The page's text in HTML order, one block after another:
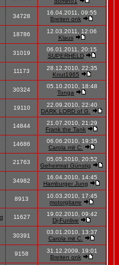
34728
16.04.2011, 09:55
Breiten onk
18786
12.03.2011, 12:06
Klaus
31019
06.01.2011, 20:15
SUPERHELD
11173
28.12.2010, 22:35
Knut1965
30324
05.10.2010, 18:48
Tonga
19110
22.09.2010, 22:40
DARK LORD of G.
14844
21.07.2010, 21:29
Frank the Tank
14686
06.06.2010, 19:35
Carola mit C.
21763
05.05.2010, 20:52
Geheimrat Günstig
34982
16.04.2010, 14:45
Hamburger Jung
8913
10.03.2010, 17:45
motorgitarre
11627
19.02.2010, 09:42
Dj-Funlive
30391
03.01.2010, 13:37
Carola mit C.
9158
31.12.2009, 19:01
Breiten onk